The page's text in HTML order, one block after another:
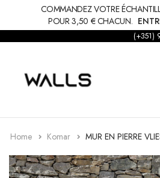
COMMANDEZ VOTRE
POUR 3,50 € CHACUN.
(+351)
Home Komar MUR EN PIERRE
Fond d'écran
Papier peint
Autocollant
Accessoires